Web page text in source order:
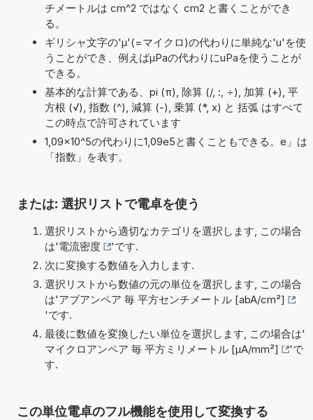
チメートルは cm^2 ではなく cm2 と書くことができ
る。
ギリシャ文字の'μ'(=マイクロ)の代わりに単純な'u'を使
うことができ、例えばµPaの代わりにuPaを使うことが
できる。
基本的な計算である、pi (π), 除算 (/, :, ÷), 加算 (+), 平
方根 (√), 指数 (^), 減算 (-), 乗算 (*, x) と 括弧 はすべて
この時点で許可されています
1,09×10^5の代わりに1,09e5と書くこともできる。e」は
「指数」を表す。
または: 選択リストで電卓を使う
選択リストから適切なカテゴリを選択します, この場合
は'電流密度
'です.
次に変換する数値を入力します.
選択リストから数値の元の単位を選択します, この場合
は'アブアンペア 毎 平方センチメートル [abA/cm²]
'です.
最後に数値を変換したい単位を選択します, この場合は'
マイクロアンペア 毎 平方ミリメートル [µA/mm²]
'で
す.
この単位電卓のフル機能を使用して変換する